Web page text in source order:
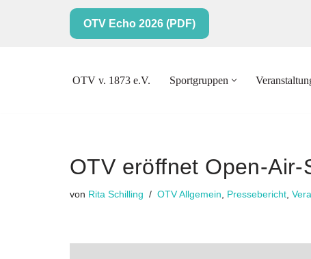
OTV Echo 2026 (PDF)
OTV v. 1873 e.V. Sportgruppen
OTV eröffnet Open-Air-
von Rita Schilling OTV Allgemein Pressebericht